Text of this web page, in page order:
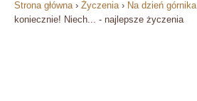
Strona główna › Życzenia › Na dzień górnika
koniecznie! Niech... - najlepsze życzenia